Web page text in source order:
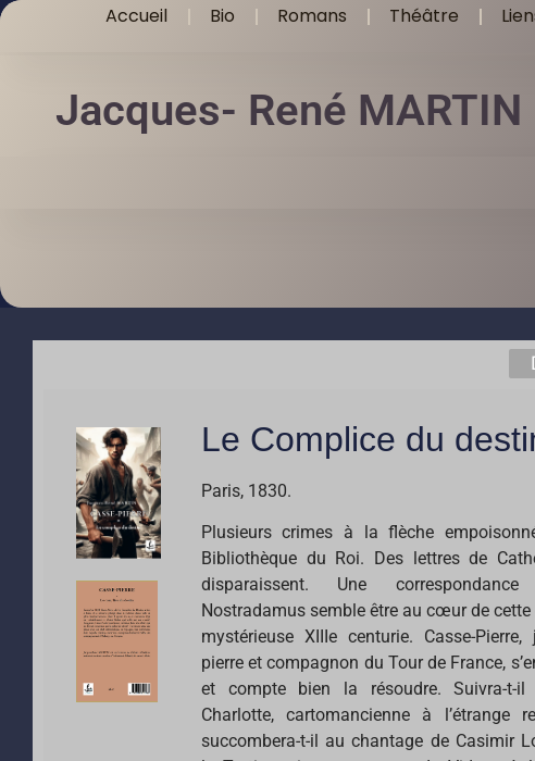
Accueil Bio Romans Théâtre
Jacques- René MARTIN
Le Complice du
Paris, 1830.
Plusieurs crimes à la flèche
Bibliothèque du Roi. Des lettres de
disparaissent. Une
Nostradamus semble être au cœur de
mystérieuse XIIIe centurie. Casse-
pierre et compagnon du Tour de France,
et compte bien la résoudre. Suivra-t-
Charlotte, cartomancienne à l’étrange
succombera-t-il au chantage de Casimir